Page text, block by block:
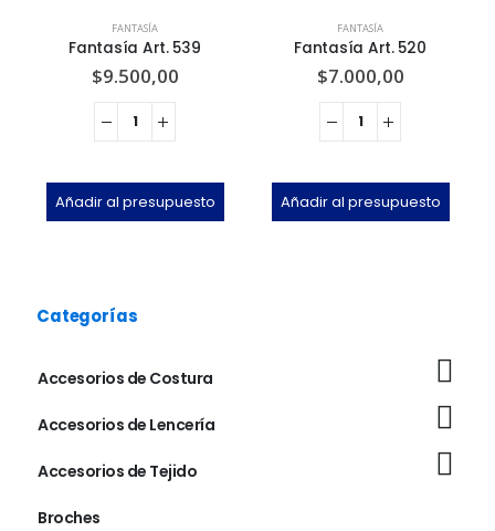
FANTASÍA
Fantasía Art. 539
$9.500,00
Añadir al presupuesto
FANTASÍA
Fantasía Art. 520
$7.000,00
Añadir al presupuesto
Categorías
Accesorios de Costura
Accesorios de Lencería
Accesorios de Tejido
Broches